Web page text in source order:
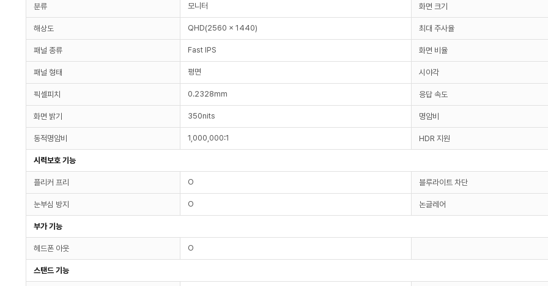
분류 모니터 화면 크기
해상도 QHD(2560 x 1440) 최대 주사율
패널 종류 Fast IPS 화면 비율
패널 형태 평면 시야각
픽셀피치 0.2328mm 응답 속도
화면 밝기 350nits 명암비
동적명암비 1,000,000:1 HDR 지원
시력보호 기능
플리커 프리 O 블루라이트 차단
눈부심 방지 O 논글레어
부가 기능
헤드폰 아웃 O
스탠드 기능